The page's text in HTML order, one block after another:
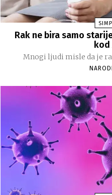
Rak ne bira samo
kod
Mnogi ljudi misle da je